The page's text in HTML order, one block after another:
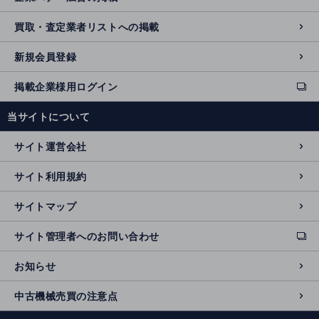
買取・査定業者リストへの掲載
新規会員登録
掲載企業様用ログイン
ext
e
n
al
si
t
e
当サイトについて
サイト運営会社
サイト利用規約
サイトマップ
サイト管理者へのお問い合わせ
ext
e
r
n
al
si
お知らせ
中古機械売買の注意点